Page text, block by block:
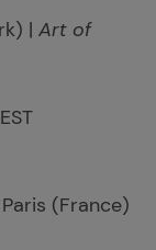
| Art of
(France)